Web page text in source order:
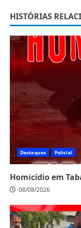
HISTÓRIAS
Destaques Policial
Homicídio em
08/08/2026